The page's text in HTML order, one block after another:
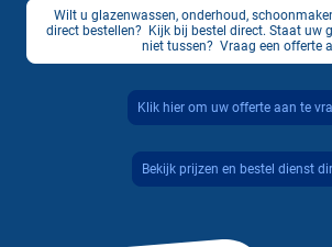
Wilt u glazenwassen, onderhoud,
direct bestellen? Kijk bij bestel direct. Staat uw
niet tussen? Vraag een offerte
Klik hier om uw offerte aan te
Bekijk prijzen en bestel dienst